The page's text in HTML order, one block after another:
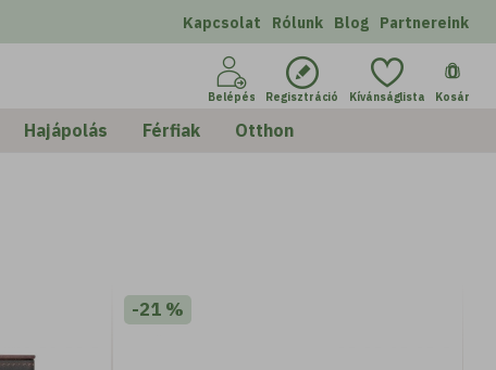
Kapcsolat Rólunk Blog Partnereink
Belépés Regisztráció Kívánságlista
0
Kosár
Hajápolás Férfiak Otthon
-21 %